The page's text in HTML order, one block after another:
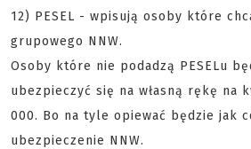
12) PESEL - wpisują osoby które
grupowego NNW.
Osoby które nie podadzą PESELu
ubezpieczyć się na własną rękę na
000. Bo na tyle opiewać będzie jak
ubezpieczenie NNW.